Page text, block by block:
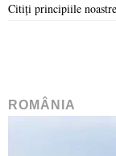
Citiți principiile
ROMÂNIA